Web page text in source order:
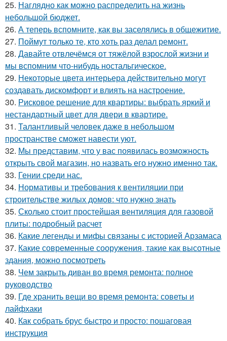
25. Наглядно как можно распределить на жизнь
небольшой бюджет.
26. А теперь вспомните, как вы заселялись в общежитие.
27. Поймут только те, кто хоть раз делал ремонт.
28. Давайте отвлечёмся от тяжёлой взрослой жизни и
мы вспомним что-нибудь ностальгическое.
29. Некоторые цвета интерьера действительно могут
создавать дискомфорт и влиять на настроение.
30. Рисковое решение для квартиры: выбрать яркий и
нестандартный цвет для двери в квартире.
31. Талантливый человек даже в небольшом
пространстве сможет навести уют.
32. Мы представим, что у вас появилась возможность
открыть свой магазин, но назвать его нужно именно так.
33. Гении среди нас.
34. Нормативы и требования к вентиляции при
строительстве жилых домов: что нужно знать
35. Сколько стоит простейшая вентиляция для газовой
плиты: подробный расчет
36. Какие легенды и мифы связаны с историей Арзамаса
37. Какие современные сооружения, такие как высотные
здания, можно посмотреть
38. Чем закрыть диван во время ремонта: полное
руководство
39. Где хранить вещи во время ремонта: советы и
лайфхаки
40. Как собрать брус быстро и просто: пошаговая
инструкция